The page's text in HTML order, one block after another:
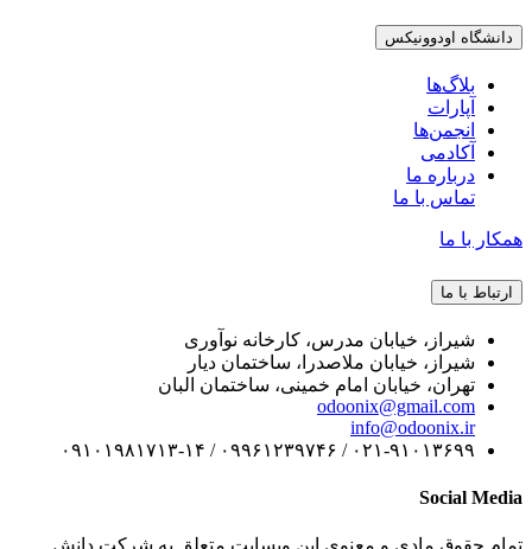
دانشگاه اودوونیکس
بلاگ‌ها
آپارات
انجمن‌ها
آکادمی
درباره ما
تماس با ما
همکار با ما
ارتباط با ما
شیراز، خیابان مدرس، کارخانه نوآوری
شیراز، خیابان ملاصدرا، ساختمان دیار
تهران، خیابان امام خمینی، ساختمان البان
odoonix@gmail.com
info@odoonix.ir
۰۲۱-۹۱۰۱۳۶۹۹ / ۰۹۹۶۱۲۳۹۷۴۶ / ۰۹۱۰۱۹۸۱۷۱۳-۱۴
Social Media
تمام حقوق مادی و معنوی این وبسایت متعلق به شرکت دانش